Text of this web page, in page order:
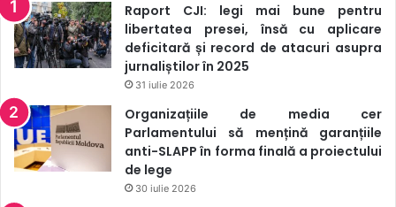
Raport CJI: legi mai bune pentru
libertatea presei, însă cu aplicare
deficitară și record de atacuri asupra
jurnaliștilor în 2025
31 iulie 2026
Organizațiile de media cer
Parlamentului să mențină garanțiile
anti-SLAPP în forma finală a proiectului
de lege
30 iulie 2026